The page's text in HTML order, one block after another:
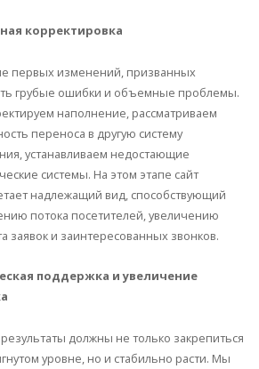
корректировка
первых изменений, призванных
грубые ошибки и объемные проблемы.
наполнение, рассматриваем
переноса в другую систему
устанавливаем недостающие
системы. На этом этапе сайт
надлежащий вид, способствующий
потока посетителей, увеличению
заявок и заинтересованных звонков.
поддержка и увеличение
должны не только закрепиться
уровне, но и стабильно расти. Мы